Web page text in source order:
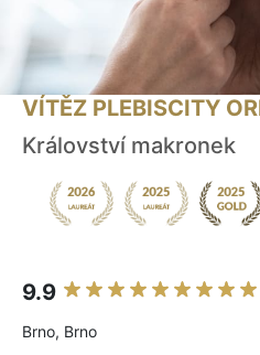
VÍTĚZ PLEBISCITY
Království makronek
9.9
Brno, Brno